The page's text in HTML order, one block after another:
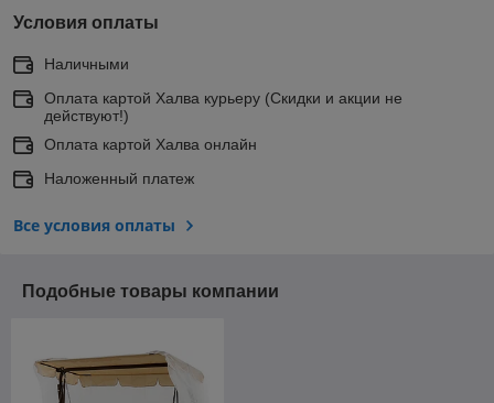
Условия оплаты
Наличными
Оплата картой Халва курьеру (Скидки и акции не
действуют!)
Оплата картой Халва онлайн
Наложенный платеж
Все условия оплаты
Подобные товары компании